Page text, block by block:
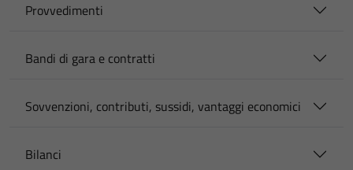
Provvedimenti
Bandi di gara e contratti
Sovvenzioni, contributi, sussidi, vantaggi economici
Bilanci